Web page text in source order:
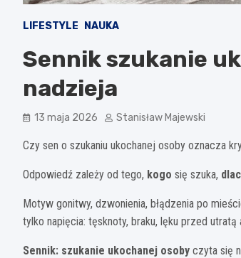
LIFESTYLE NAUKA
Sennik szukanie
nadzieja
13 maja 2026 Stanisław Majewski
Czy sen o szukaniu ukochanej osoby oznacza
Odpowiedź zależy od tego, kogo się szuka,
Motyw gonitwy, dzwonienia, błądzenia po
tylko napięcia: tęsknoty, braku, lęku przed
Sennik: szukanie ukochanej osoby czyta się